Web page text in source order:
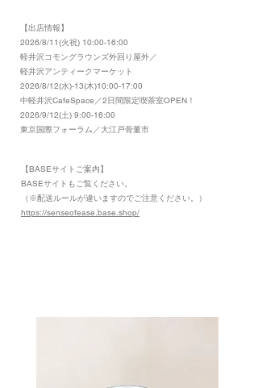
【出店情報】
2026/8/11(火祝) 10:00-16:00
​軽井沢コモングラウンズ外回り屋外／
軽井沢アンティークマーケット
2026/8/12(水)-13(木)10:00-17:00
​中軽井沢CafeSpace／2日間限定喫茶室OPEN！
2026/9/12(土) 9:00-16:00
東京国際フォーラム／大江戸骨董市
【BASEサイトご案内】
​BASEサイトもご覧ください。
（※配送ルールが違いますのでご注意ください。）
https://senseofease.base.shop/